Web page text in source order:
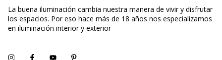
La buena iluminación cambia nuestra manera de vivir y disfrutar
los espacios. Por eso hace más de 18 años nos especializamos
en iluminación interior y exterior